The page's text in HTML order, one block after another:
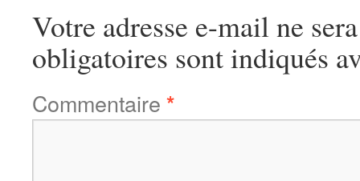
Votre adresse e-mail ne
obligatoires sont indiqués
Commentaire *